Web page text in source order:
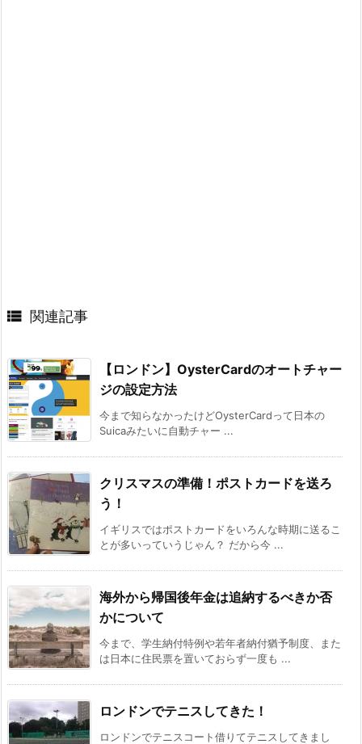
 関連記事
【ロンドン】OysterCardのオートチャー
ジの設定方法
今まで知らなかったけどOysterCardって日本の
Suicaみたいに自動チャー ...
クリスマスの準備！ポストカードを送ろ
う！
イギリスではポストカードをいろんな時期に送るこ
とが多いっていうじゃん？ だから今 ...
海外から帰国後年金は追納するべきか否
かについて
今まで、学生納付特例や若年者納付猶予制度、また
は日本に住民票を置いておらず一度も ...
ロンドンでテニスしてきた！
ロンドンでテニスコート借りてテニスしてきまし